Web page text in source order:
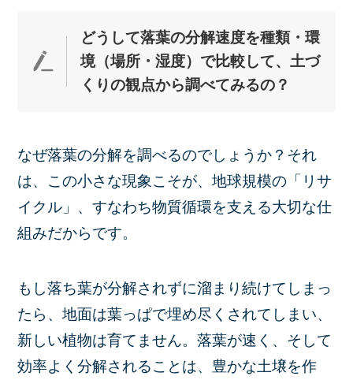
どうして落葉の分解速度を種類・環
境（場所・湿度）で比較して、土づ
くりの観点から調べてみるの？
なぜ落葉の分解を調べるのでしょうか？それ
は、この小さな現象こそが、地球規模の「リサ
イクル」、すなわち物質循環を支える大切な仕
組みだからです。
もし落ち葉が分解されずに溜まり続けてしまっ
たら、地面は葉っぱで埋め尽くされてしまい、
新しい植物は育てません。落葉が速く、そして
効率よく分解されることは、豊かな土壌を作